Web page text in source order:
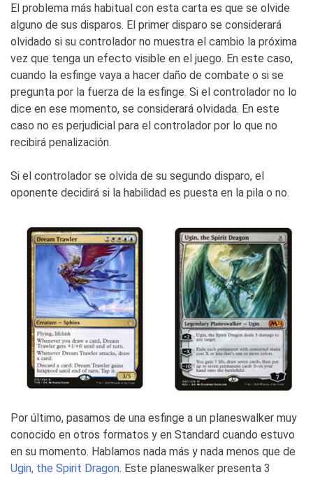
El problema más habitual con esta carta es que se olvide
alguno de sus disparos. El primer disparo se considerará
olvidado si su controlador no muestra el cambio la próxima
vez que tenga un efecto visible en el juego. En este caso,
cuando la esfinge vaya a hacer daño de combate o si se
pregunta por la fuerza de la esfinge. Si el controlador no lo
dice en ese momento, se considerará olvidada. En este
caso no es perjudicial para el controlador por lo que no
recibirá penalización.
Si el controlador se olvida de su segundo disparo, el
oponente decidirá si la habilidad es puesta en la pila o no.
Por último, pasamos de una esfinge a un planeswalker muy
conocido en otros formatos y en Standard cuando estuvo
en su momento. Hablamos nada más y nada menos que de
Ugin, the Spirit Dragon. Este planeswalker presenta 3